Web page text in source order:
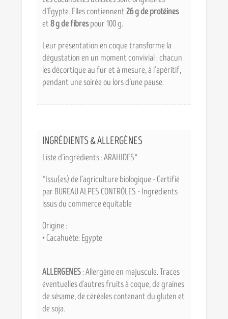
d’Égypte. Elles contiennent26 g de protéines
et8 g de fibrespour 100 g.
Leur présentation en coque transforme la
dégustation en un moment convivial : chacun
les décortique au fur et à mesure, à l’apéritif,
pendant une soirée ou lors d’une pause.
INGRÉDIENTS & ALLERGÈNES
Liste d’ingrédients : ARAHIDES*
*Issu(es) de l’agriculture biologique - Certifié
par BUREAU ALPES CONTRÔLES - Ingrédients
issus du commerce équitable
Origine :
• Cacahuète: Egypte
ALLERGENES: Allergène en majuscule. Traces
éventuelles d'autres fruits à coque, de graines
de sésame, de céréales contenant du gluten et
de soja.